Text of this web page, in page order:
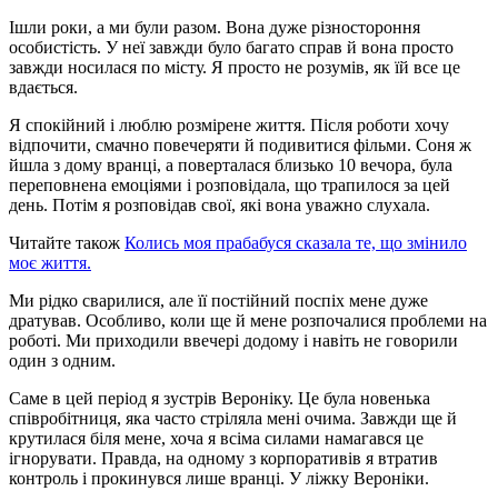
Ішли роки, а ми були разом. Вона дуже різностороння
особистість. У неї завжди було багато справ й вона просто
завжди носилася по місту. Я просто не розумів, як їй все це
вдається.
Я спокійний і люблю розмірене життя. Після роботи хочу
відпочити, смачно повечеряти й подивитися фільми. Соня ж
йшла з дому вранці, а поверталася близько 10 вечора, була
переповнена емоціями і розповідала, що трапилося за цей
день. Потім я розповідав свої, які вона уважно слухала.
Читайте також Колись моя прабабуся сказала те, що змінило
моє життя.
Ми рідко сварилися, але її постійний поспіх мене дуже
дратував. Особливо, коли ще й мене розпочалися проблеми на
роботі. Ми приходили ввечері додому і навіть не говорили
один з одним.
Саме в цей період я зустрів Вероніку. Це була новенька
співробітниця, яка часто стріляла мені очима. Завжди ще й
крутилася біля мене, хоча я всіма силами намагався це
ігнорувати. Правда, на одному з корпоративів я втратив
контроль і прокинувся лише вранці. У ліжку Вероніки.